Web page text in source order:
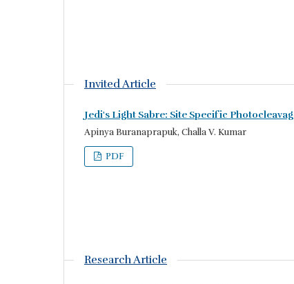
Invited Article
Jedi's Light Sabre: Site Specific
Apinya Buranaprapuk, Challa V. Kumar
PDF
Research Article